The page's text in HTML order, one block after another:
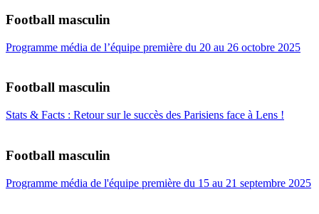
Football masculin
Programme média de l’équipe première du 20 au 26 octobre 2025
Football masculin
Stats & Facts : Retour sur le succès des Parisiens face à Lens !
Football masculin
Programme média de l'équipe première du 15 au 21 septembre 2025